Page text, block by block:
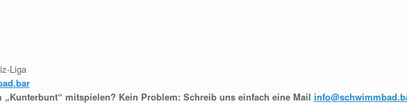
Liga
mitspielen? Kein Problem: Schreib uns einfach eine Mail